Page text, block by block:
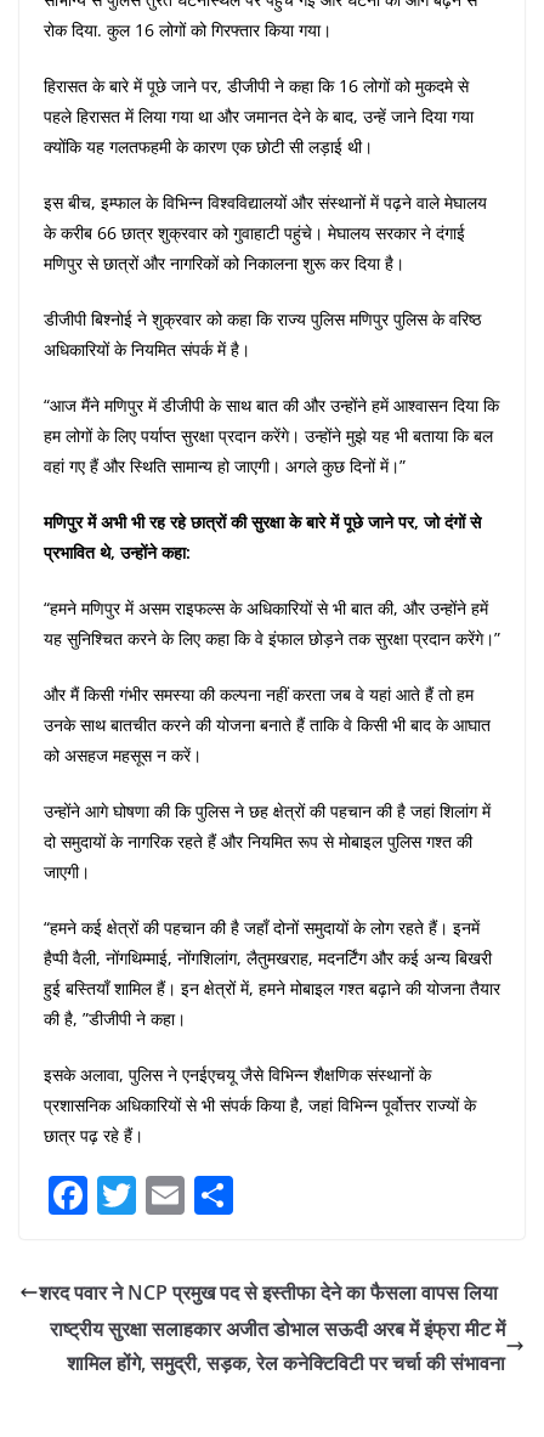
रोक दिया. कुल 16 लोगों को गिरफ्तार किया गया।
हिरासत के बारे में पूछे जाने पर, डीजीपी ने कहा कि 16 लोगों को मुकदमे से
पहले हिरासत में लिया गया था और जमानत देने के बाद, उन्हें जाने दिया गया
क्योंकि यह गलतफहमी के कारण एक छोटी सी लड़ाई थी।
इस बीच, इम्फाल के विभिन्न विश्वविद्यालयों और संस्थानों में पढ़ने वाले मेघालय
के करीब 66 छात्र शुक्रवार को गुवाहाटी पहुंचे। मेघालय सरकार ने दंगाई
मणिपुर से छात्रों और नागरिकों को निकालना शुरू कर दिया है।
डीजीपी बिश्नोई ने शुक्रवार को कहा कि राज्य पुलिस मणिपुर पुलिस के वरिष्ठ
अधिकारियों के नियमित संपर्क में है।
“आज मैंने मणिपुर में डीजीपी के साथ बात की और उन्होंने हमें आश्वासन दिया कि
हम लोगों के लिए पर्याप्त सुरक्षा प्रदान करेंगे। उन्होंने मुझे यह भी बताया कि बल
वहां गए हैं और स्थिति सामान्य हो जाएगी। अगले कुछ दिनों में।”
मणिपुर में अभी भी रह रहे छात्रों की सुरक्षा के बारे में पूछे जाने पर, जो दंगों से
प्रभावित थे, उन्होंने कहा:
“हमने मणिपुर में असम राइफल्स के अधिकारियों से भी बात की, और उन्होंने हमें
यह सुनिश्चित करने के लिए कहा कि वे इंफाल छोड़ने तक सुरक्षा प्रदान करेंगे।”
और मैं किसी गंभीर समस्या की कल्पना नहीं करता जब वे यहां आते हैं तो हम
उनके साथ बातचीत करने की योजना बनाते हैं ताकि वे किसी भी बाद के आघात
को असहज महसूस न करें।
उन्होंने आगे घोषणा की कि पुलिस ने छह क्षेत्रों की पहचान की है जहां शिलांग में
दो समुदायों के नागरिक रहते हैं और नियमित रूप से मोबाइल पुलिस गश्त की
जाएगी।
“हमने कई क्षेत्रों की पहचान की है जहाँ दोनों समुदायों के लोग रहते हैं। इनमें
हैप्पी वैली, नोंगथिम्माई, नोंगशिलांग, लैतुमखराह, मदनर्टिंग और कई अन्य बिखरी
हुई बस्तियाँ शामिल हैं। इन क्षेत्रों में, हमने मोबाइल गश्त बढ़ाने की योजना तैयार
की है, ”डीजीपी ने कहा।
इसके अलावा, पुलिस ने एनईएचयू जैसे विभिन्न शैक्षणिक संस्थानों के
प्रशासनिक अधिकारियों से भी संपर्क किया है, जहां विभिन्न पूर्वोत्तर राज्यों के
छात्र पढ़ रहे हैं।
F
c
e
b
T
itt
er
E
ai
l
ar
e
शरद पवार ने NCP प्रमुख पद से इस्तीफा देने का फैसला वापस लिया
राष्ट्रीय सुरक्षा सलाहकार अजीत डोभाल सऊदी अरब में इंफ्रा मीट में
शामिल होंगे, समुद्री, सड़क, रेल कनेक्टिविटी पर चर्चा की संभावना